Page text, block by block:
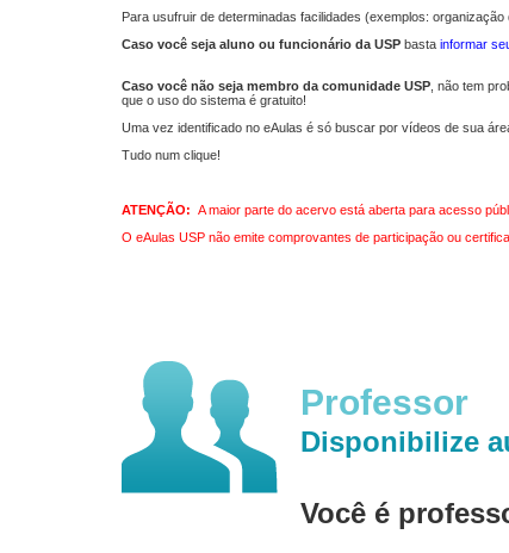
Para usufruir de determinadas facilidades (exemplos:
Caso você seja aluno ou funcionário da USP basta informar
Caso você não seja membro da comunidade USP , não tem
que o uso do sistema é gratuito!
Uma vez identificado no eAulas é só buscar por vídeos de sua
Tudo num clique!
ATENÇÃO: A maior parte do acervo está aberta para acesso
O eAulas USP não emite comprovantes de participação ou
Professor
Disponibilize
Você é